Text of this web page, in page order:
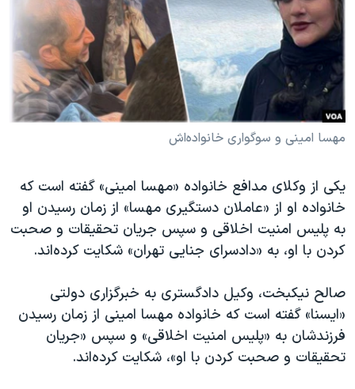
فرهنگ و زندگی
حقوق شهروندی
اقتصادی
علم و فناوری
اسرائیل در جنگ
آرشیو پخش زنده
مستندها
انتخابات ریاست جمهوری آمریکا ۲۰۲۴
حمله جمهوری اسلامی به اسرائیل
رمز مهسا
ورزش زنان در ایران
مجموعه مستندهای دادخواهی
تریبونال مردمی آبان ۹۸
دادگاه حمید نوری
قانون شفافیت دارائی کادر رهبری ایران
اعتراضات مردمی آبان ۹۸
اسرائیل در جنگ
دنبال کنید
زبانهای مختلف
مهسا امینی و سوگواری خانواده‌اش
یکی از وکلای مدافع خانواده «مهسا امینی» گفته است که
خانواده او از «عاملان دستگیری مهسا» از زمان رسیدن او
به پلیس امنیت اخلاقی و سپس جریان تحقیقات و صحبت
کردن با او، به «دادسرای جنایی تهران» شکایت کرده‌اند.
صالح نیکبخت، وکیل دادگستری به خبرگزاری دولتی
«ایسنا» گفته است که خانواده مهسا امینی از زمان رسیدن
فرزندشان به «پلیس امنیت اخلاقی» و سپس «جریان
تحقیقات و صحبت کردن با او»، شکایت کرده‌اند.